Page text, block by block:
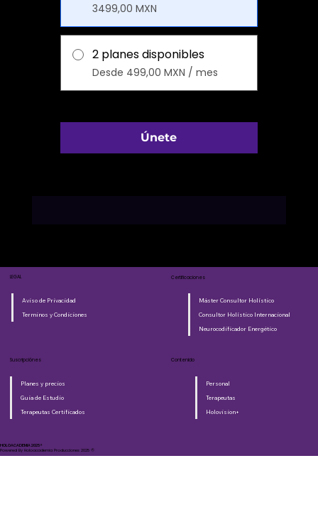
3499,00 MXN
2 planes disponibles
Desde 499,00 MXN / mes
Únete
Aviso de Privacidad
Terminos y Condiciones
LEGAL
Máster Consultor Holístico
Consultor Holístico Internacional
Neurocodificador Energético
Certificaciones
Contenido
Personal
Terapeutas
Holovision+
Planes y precios
Guia de Estudio
Terapeutas Certificados
Suscripciónes
HOLOACADEMIA 2025®​
Powered By Holoacademia Producciones 2025 ©